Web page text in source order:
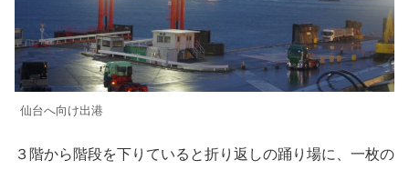
仙台へ向け出港
３階から階段を下りていると折り返しの踊り場に、一枚の